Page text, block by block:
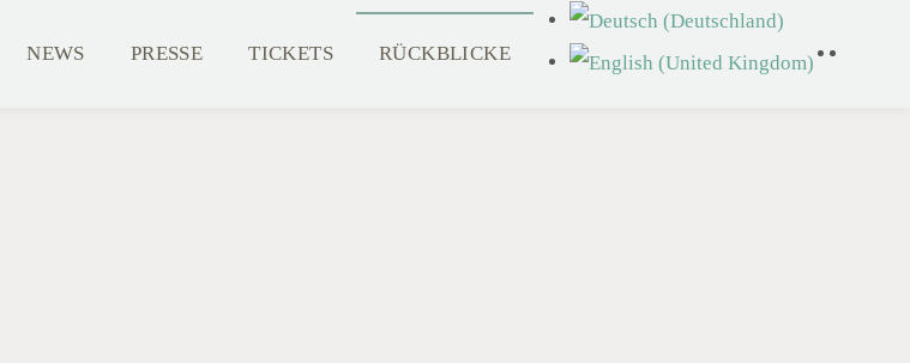
NEWS PRESSE TICKETS RÜCKBLICKE